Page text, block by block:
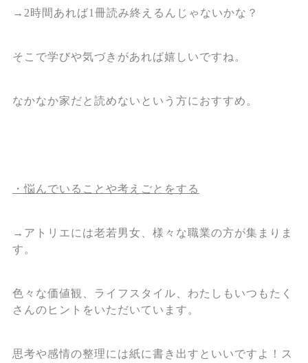
→2時間あれば1冊読み終えるんじゃないかな？
そこで学びや気づきがあれば嬉しいですね。
なかなか家だと読めないという方におすすめ。
・悩んでいることや考えごとをする
→アトリエには老若男女、様々な職業の方が集まりま
す。
色々な価値観、ライフスタイル、わたしもいつもたく
さんのヒントをいただいています。
思考や感情の整理には紙に書き出すといいですよ！ス